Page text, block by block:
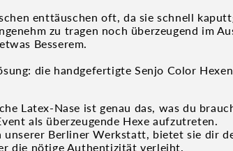
enttäuschen oft, da sie schnell
zu tragen noch überzeugend im
Besserem.
die handgefertigte Senjo Color
Latex-Nase ist genau das, was du
als überzeugende Hexe aufzutreten.
Berliner Werkstatt, bietet sie dir
die nötige Authentizität verleiht.